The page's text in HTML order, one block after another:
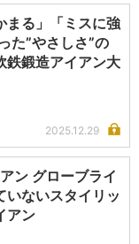
まる」「ミスに強
た”やさしさ”の
鉄鍛造アイアン大
2025.12.29
ン グローブライ
いないスタイリッ
アン